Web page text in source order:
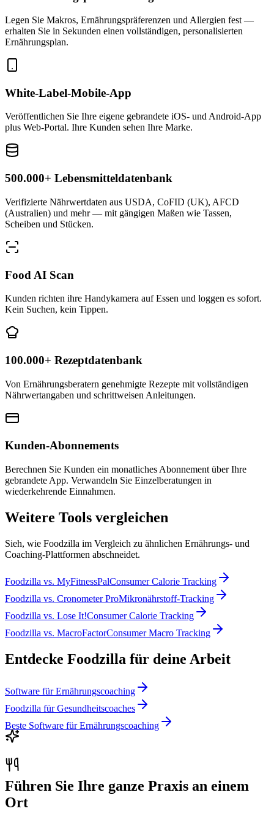
Legen Sie Makros, Ernährungspräferenzen und Allergien fest —
erhalten Sie in Sekunden einen vollständigen, personalisierten
Ernährungsplan.
White-Label-Mobile-App
Veröffentlichen Sie Ihre eigene gebrandete iOS- und Android-App
plus Web-Portal. Ihre Kunden sehen Ihre Marke.
500.000+ Lebensmitteldatenbank
Verifizierte Nährwertdaten aus USDA, CoFID (UK), AFCD
(Australien) und mehr — mit gängigen Maßen wie Tassen,
Scheiben und Stücken.
Food AI Scan
Kunden richten ihre Handykamera auf Essen und loggen es sofort.
Kein Suchen, kein Tippen.
100.000+ Rezeptdatenbank
Von Ernährungsberatern genehmigte Rezepte mit vollständigen
Nährwertangaben und schrittweisen Anleitungen.
Kunden-Abonnements
Berechnen Sie Kunden ein monatliches Abonnement über Ihre
gebrandete App. Verwandeln Sie Einzelberatungen in
wiederkehrende Einnahmen.
Weitere Tools vergleichen
Sieh, wie Foodzilla im Vergleich zu ähnlichen Ernährungs- und
Coaching-Plattformen abschneidet.
Foodzilla vs. MyFitnessPalConsumer Calorie Tracking
Foodzilla vs. Cronometer ProMikronährstoff-Tracking
Foodzilla vs. Lose It!Consumer Calorie Tracking
Foodzilla vs. MacroFactorConsumer Macro Tracking
Entdecke Foodzilla für deine Arbeit
Software für Ernährungscoaching
Foodzilla für Gesundheitscoaches
Beste Software für Ernährungscoaching
Führen Sie Ihre ganze Praxis an einem
Ort